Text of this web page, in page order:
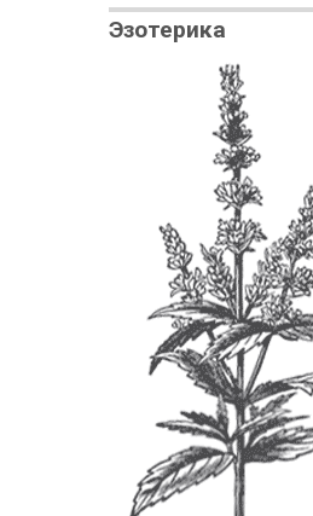
Эзотерика